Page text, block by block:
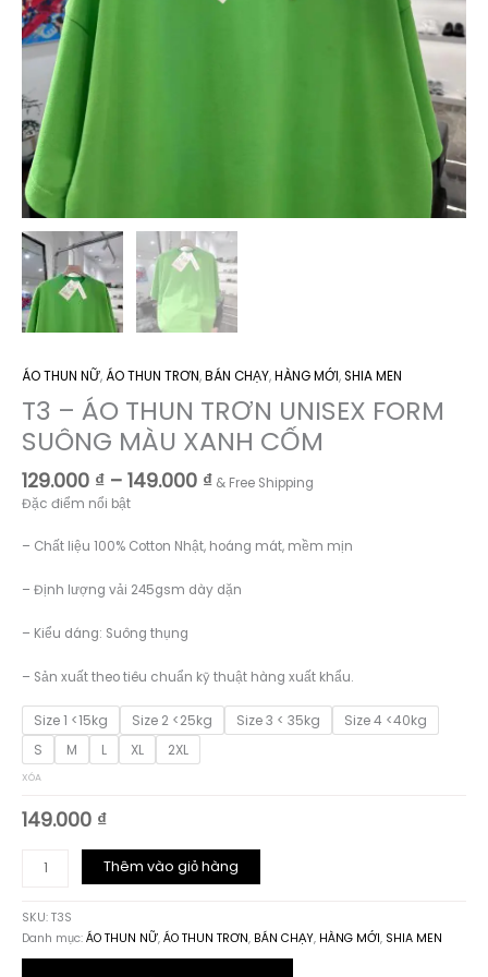
ÁO THUN NỮ, ÁO THUN TRƠN,BÁN CHẠY,HÀNG MỚI,SHIA MEN
T3 – ÁO THUN TRƠN UNISEX FORM
SUÔNG MÀU XANH CỐM
129.000 ₫ – 149.000 ₫Khoảng
129.000 ₫
đến
149.000 ₫
& Free Shipping
Đặc điểm nổi bật
– Chất liệu 100% Cotton Nhật, hoáng mát, mềm mịn
– Định lượng vải 245gsm dày dặn
– Kiểu dáng: Suông thụng
– Sản xuất theo tiêu chuẩn kỹ thuật hàng xuất khẩu.
Size 1 <15kg Size 2 <25kg Size 3 < 35kg
Size 4 <40kg
S
M L XL 2XL
XÓA
149.000 ₫
THUN
TRƠN
UNISEX
Thêm vào giỏ hàng
SKU: T3S
Danh mục: ÁO THUN NỮ, ÁO THUN TRƠN, BÁN CHẠY, HÀNG MỚI, SHIA MEN